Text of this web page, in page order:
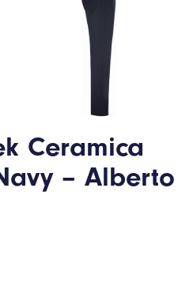
Ceramica
– Alberto